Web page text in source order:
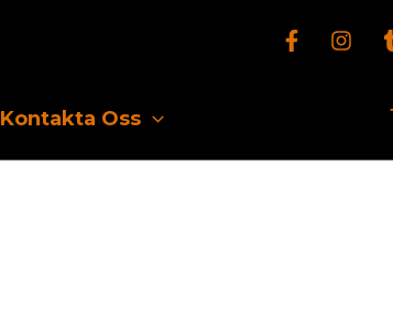
Kontakta Oss